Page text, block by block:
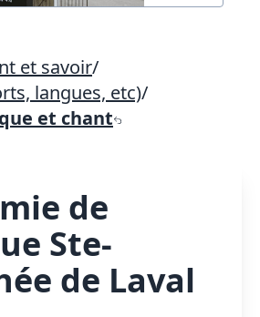
et savoir/
langues, etc)/
et chant
de
Ste-
de Laval